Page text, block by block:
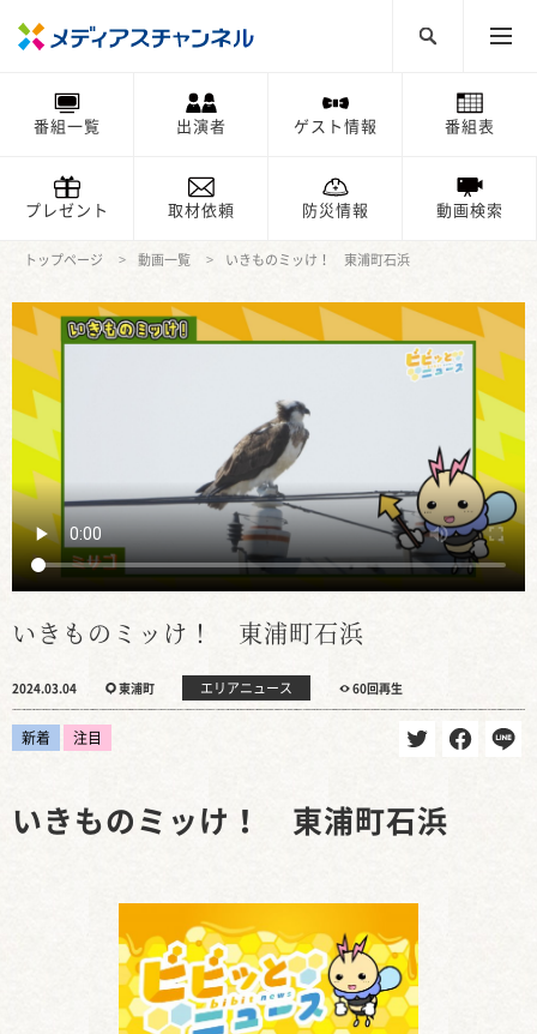
番組一覧 出演者 ゲスト情報 番組表
プレゼント 取材依頼 防災情報 動画検索
トップページ 動画一覧 いきものミッけ！ 東浦町石浜
いきものミッけ！ 東浦町石浜
2024.03.04 東浦町 エリアニュース 60回再生
新着 注目
いきものミッけ！ 東浦町石浜